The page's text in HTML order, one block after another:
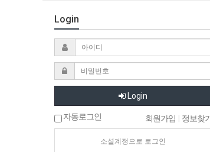
Login
Login
자동로그인 회원가입 정보찾
소셜계정으로 로그인